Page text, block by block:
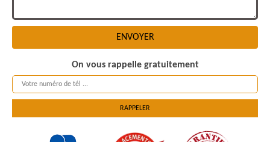
On vous rappelle gratuitement